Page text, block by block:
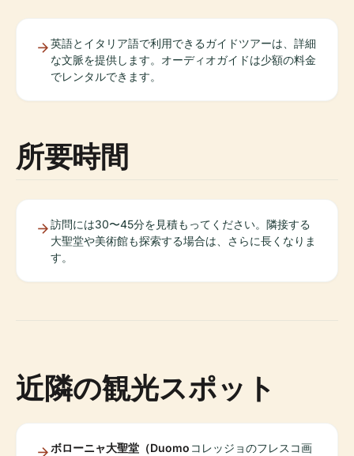
英語とイタリア語で利用できるガイドツアーは、詳細
な文脈を提供します。オーディオガイドは少額の料金
でレンタルできます。
所要時間
訪問には30〜45分を見積もってください。隣接する
大聖堂や美術館も探索する場合は、さらに長くなりま
す。
近隣の観光スポット
ボローニャ大聖堂（Duomo コレッジョのフレスコ画